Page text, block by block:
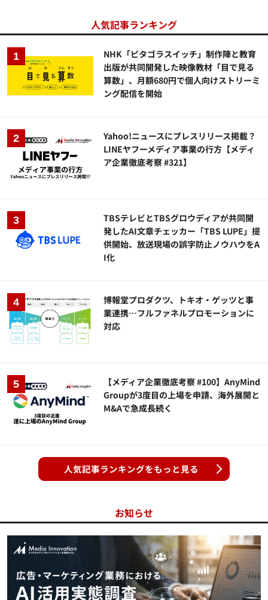
人気記事ランキング
NHK「ピタゴラスイッチ」制作陣と教育
出版が共同開発した映像教材「目で見る
算数」、月額680円で個人向けストリーミ
ング配信を開始
Yahoo!ニュースにプレスリリース掲載？
LINEヤフーメディア事業の行方【メディ
ア企業徹底考察 #321】
TBSテレビとTBSグロウディアが共同開
発したAI文章チェッカー「TBS LUPE」提
供開始、放送現場の誤字防止ノウハウをA
I化
博報堂プロダクツ、トキオ・ゲッツと事
業連携…フルファネルプロモーションに
対応
【メディア企業徹底考察 #100】AnyMind
Groupが3度目の上場を申請、海外展開と
M&Aで急成長続く
人気記事ランキングをもっと見る
お知らせ